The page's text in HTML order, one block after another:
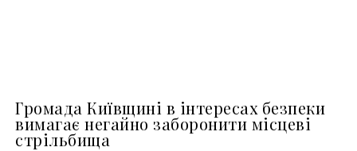
Громада Київщині в інтересах безпеки
вимагає негайно заборонити місцеві
стрільбища